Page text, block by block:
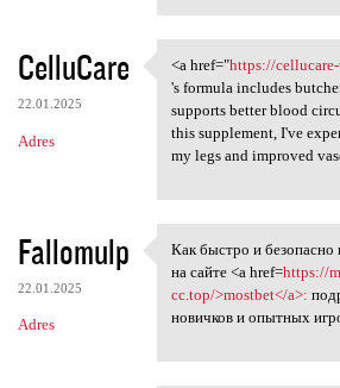
CelluCare
22.01.2025
Adres
<a href="https://
<a href="https://
's formula includes
supports better blood
this supplement, I've
my legs and improved
Fallomulp
22.01.2025
Adres
Как быстро и
Как быстро и безопасно
на сайте <a href=https://
cc.top/>mostbet</a>:
новичков и опытных